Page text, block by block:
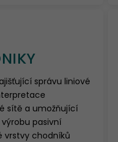
správu liniové
sítě a umožňující
pasivní
vrstvy chodníků